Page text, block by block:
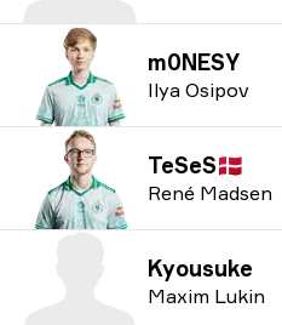
m0NESY
Ilya Osipov
TeSeS🇩🇰
René Madsen
Kyousuke
Maxim Lukin